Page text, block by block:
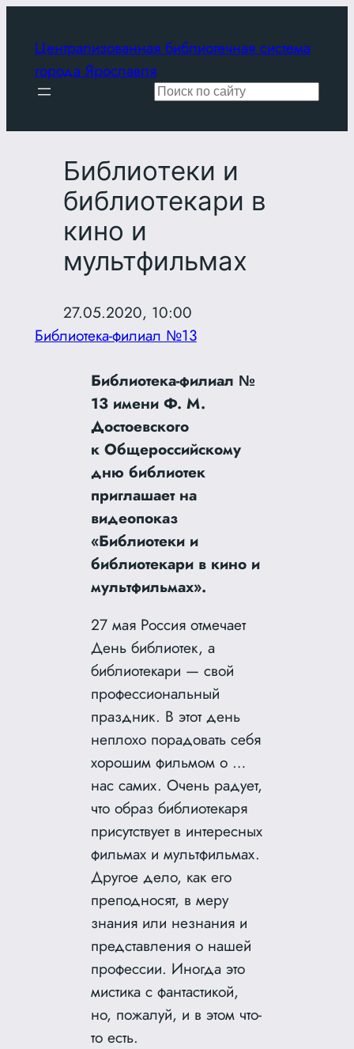
содержимому
Централизованная библиотечная система
города Ярославля
Поиск
Библиотеки и
библиотекари в
кино и
мультфильмах
27.05.2020, 10:00
Библиотека-филиал №13
Библиотека-филиал №
13 имени Ф. М.
Достоевского
к Общероссийскому
дню библиотек
приглашает на
видеопоказ
«Библиотеки и
библиотекари в кино и
мультфильмах».
27 мая Россия отмечает
День библиотек, а
библиотекари — свой
профессиональный
праздник. В этот день
неплохо порадовать себя
хорошим фильмом о …
нас самих. Очень радует,
что образ библиотекаря
присутствует в интересных
фильмах и мультфильмах.
Другое дело, как его
преподносят, в меру
знания или незнания и
представления о нашей
профессии. Иногда это
мистика с фантастикой,
но, пожалуй, и в этом что-
то есть.